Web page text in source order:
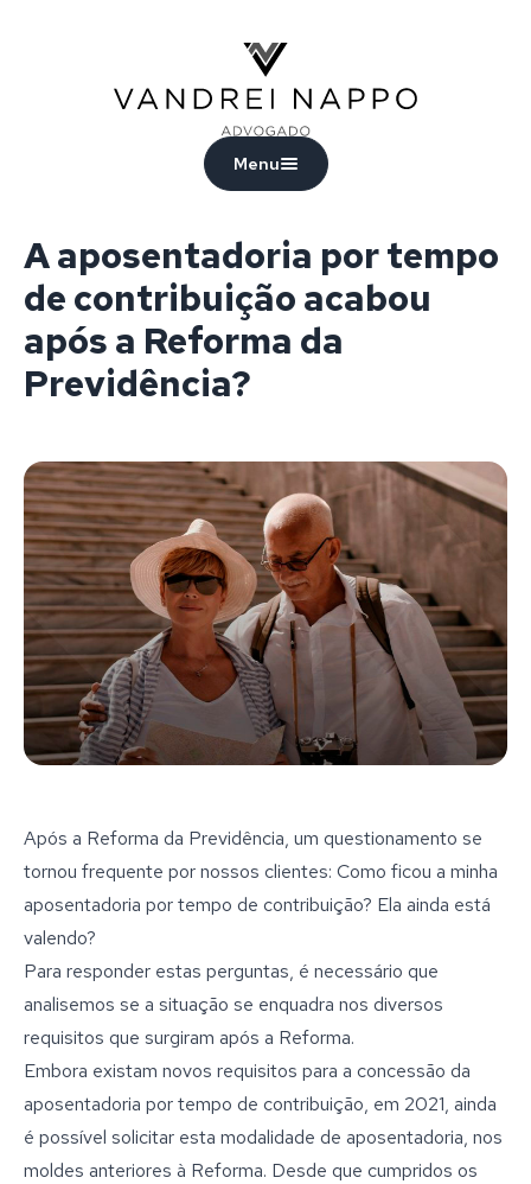
Menu
A aposentadoria por tempo
de contribuição acabou
após a Reforma da
Previdência?
Após a Reforma da Previdência, um questionamento se
tornou frequente por nossos clientes: Como ficou a minha
aposentadoria por tempo de contribuição? Ela ainda está
valendo?
Para responder estas perguntas, é necessário que
analisemos se a situação se enquadra nos diversos
requisitos que surgiram após a Reforma.
Embora existam novos requisitos para a concessão da
aposentadoria por tempo de contribuição, em 2021, ainda
é possível solicitar esta modalidade de aposentadoria, nos
moldes anteriores à Reforma. Desde que cumpridos os